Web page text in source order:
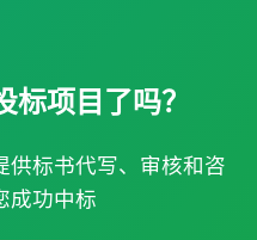
标项目了吗？
供标书代写、审核和咨
成功中标